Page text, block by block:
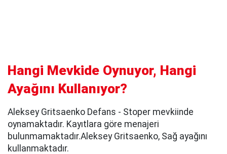
Hangi Mevkide Oynuyor, Hangi
Ayağını Kullanıyor?
Aleksey Gritsaenko Defans - Stoper mevkiinde
oynamaktadır. Kayıtlara göre menajeri
bulunmamaktadır.Aleksey Gritsaenko, Sağ ayağını
kullanmaktadır.